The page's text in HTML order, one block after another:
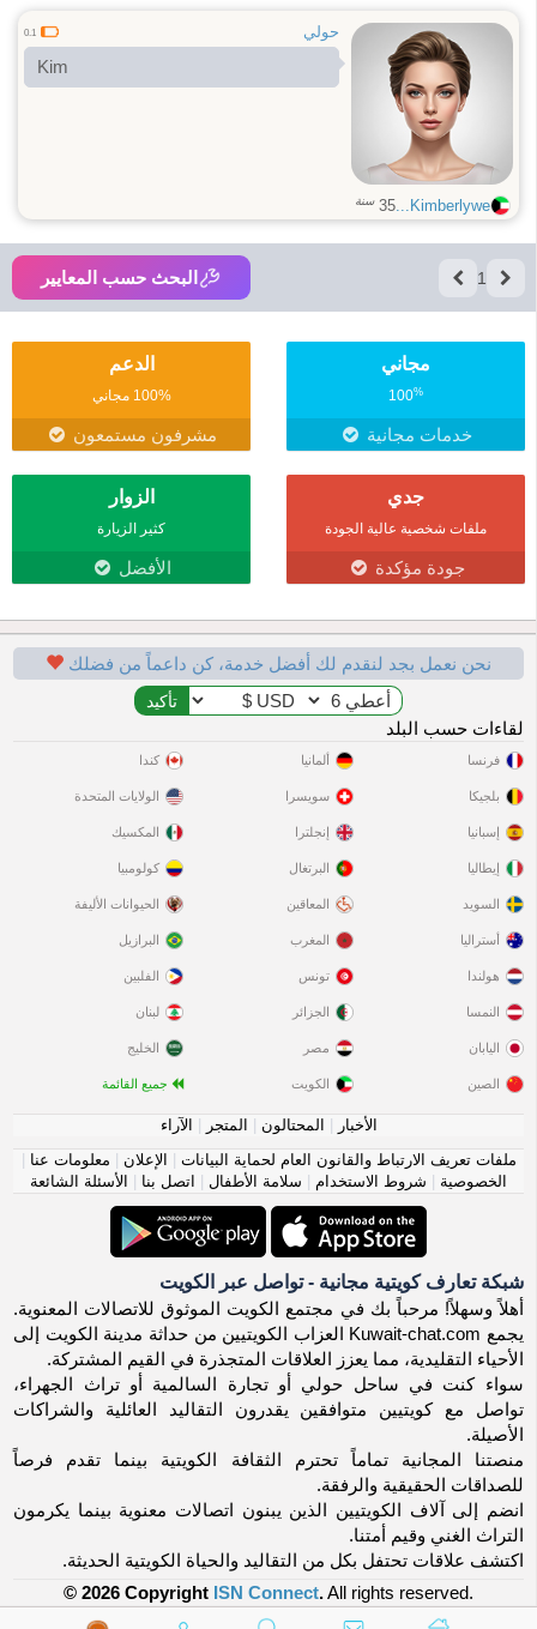
حولي 0.1
Kim
Kimberlywe...
35 سنة
1 البحث حسب المعايير
مجاني
100%
خدمات مجانية
الدعم
100% مجاني
مشرفون مستمعون
جدي
ملفات شخصية عالية الجودة
جودة مؤكدة
الزوار
كثير الزيارة
الأفضل
نحن نعمل بجد لنقدم لك أفضل خدمة، كن داعماً من فضلك
لقاءات حسب البلد
فرنسا
بلجيكا
إسبانيا
إيطاليا
السويد
ألمانيا
سويسرا
إنجلترا
البرتغال
المعاقين
كندا
الولايات المتحدة
المكسيك
كولومبيا
الحيوانات الأليفة
أستراليا
هولندا
النمسا
اليابان
الصين
المغرب
تونس
الجزائر
مصر
الكويت
البرازيل
الفلبين
لبنان
الخليج
جميع القائمة
الأخبار المحتالون المتجر
الآراء
ملفات تعريف الارتباط والقانون العام لحماية البيانات
الإعلان معلومات عنا
الخصوصية
شروط الاستخدام سلامة الأطفال اتصل بنا الأسئلة الشائعة
شبكة تعارف كويتية مجانية - تواصل عبر الكويت
أهلاً وسهلاً! مرحباً بك في مجتمع الكويت الموثوق للاتصالات المعنوية.
يجمع Kuwait-chat.com العزاب الكويتيين من حداثة مدينة الكويت إلى
الأحياء التقليدية، مما يعزز العلاقات المتجذرة في القيم المشتركة.
سواء كنت في ساحل حولي أو تجارة السالمية أو تراث الجهراء،
تواصل مع كويتيين متوافقين يقدرون التقاليد العائلية والشراكات
الأصيلة.
منصتنا المجانية تماماً تحترم الثقافة الكويتية بينما تقدم فرصاً
للصداقات الحقيقية والرفقة.
انضم إلى آلاف الكويتيين الذين يبنون اتصالات معنوية بينما يكرمون
التراث الغني وقيم أمتنا.
اكتشف علاقات تحتفل بكل من التقاليد والحياة الكويتية الحديثة.
© 2026 Copyright ISN Connect.All rights reserved.